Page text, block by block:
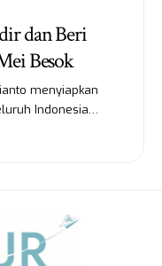
dan Beri
Besok
menyiapkan
Indonesia…